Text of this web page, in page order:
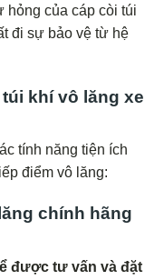
hỏng của cáp còi túi
đi sự bảo vệ từ hệ
khí vô lăng xe
tính năng tiện ích
điểm vô lăng:
chính hãng
được tư vấn và đặt